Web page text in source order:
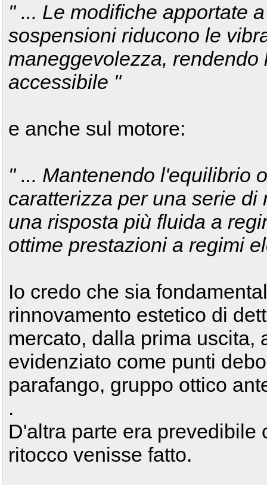
" ... Le modifiche apportate
sospensioni riducono le
maneggevolezza,
accessibile "
e anche sul motore:
" ... Mantenendo l'equilibrio
caratterizza per una serie
una risposta più fluida a
ottime prestazioni a regimi
Io credo che sia
rinnovamento estetico di
mercato, dalla prima uscita,
evidenziato come punti
parafango, gruppo ottico
.
D'altra parte era
ritocco venisse fatto.